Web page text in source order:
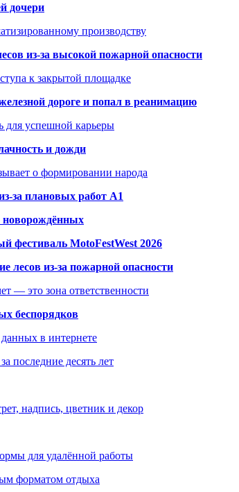
дочери
производству
из-за высокой пожарной опасности
к закрытой площадке
дороге и попал в реанимацию
для успешной карьеры
и дожди
о формировании народа
за плановых работ A1
новорождённых
фестиваль MotoFestWest 2026
лесов из-за пожарной опасности
— это зона ответственности
беспорядков
в интернете
последние десять лет
надпись, цветник и декор
для удалённой работы
форматом отдыха